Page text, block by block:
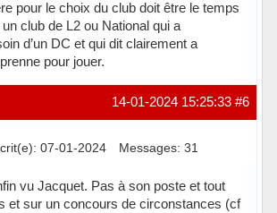
pour le choix du club doit être le temps
club de L2 ou National qui a
d’un DC et qui dit clairement a
pour jouer.
#6
14-01-2024 15:25:33
07-01-2024 Messages: 31
vu Jacquet. Pas à son poste et tout
et sur un concours de circonstances (cf